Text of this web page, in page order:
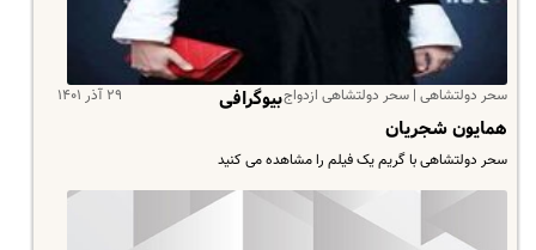
سحر دولتشاهی | سحر دولتشاهی ازدواج ۲۹ آذر ۱۴۰۱
بیوگرافی
همایون شجریان
سحر دولتشاهی با گریم یک فیلم را مشاهده می کنید